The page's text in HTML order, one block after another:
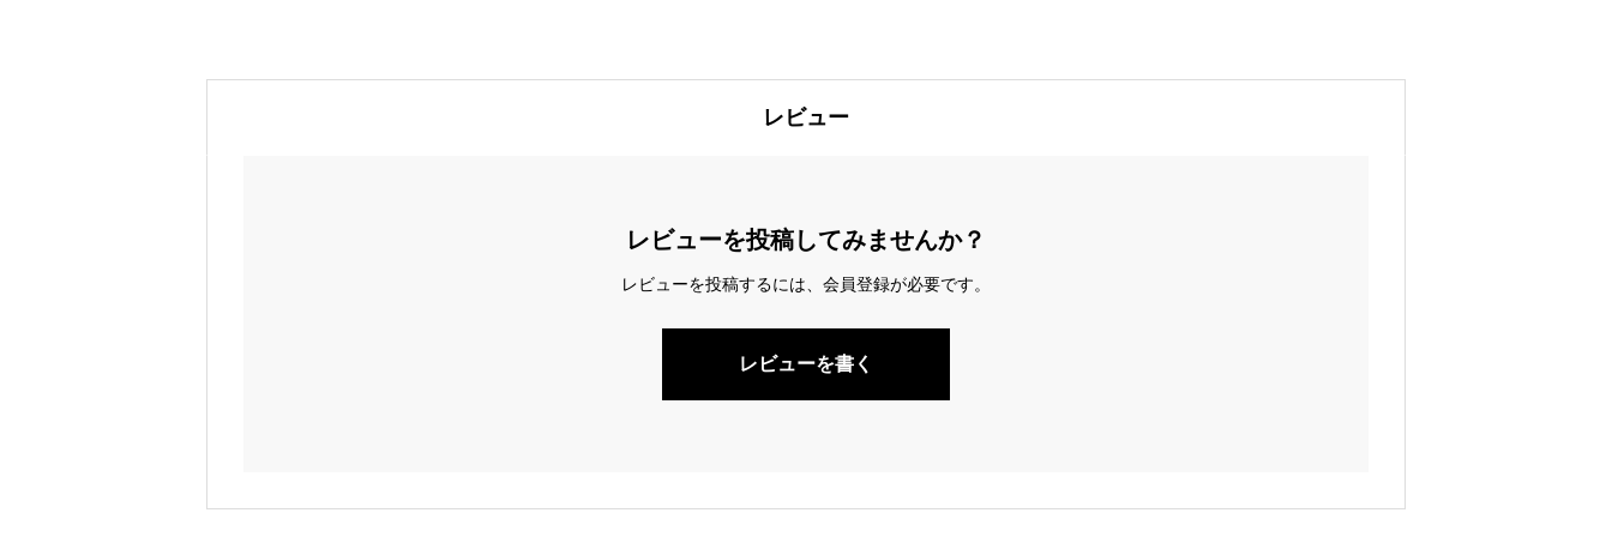
レビュー
レビューを投稿してみませんか？
レビューを投稿するには、会員登録が必要です。
レビューを書く